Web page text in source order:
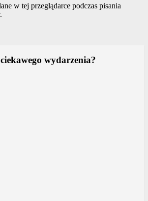
w tej przeglądarce podczas pisania
wydarzenia?